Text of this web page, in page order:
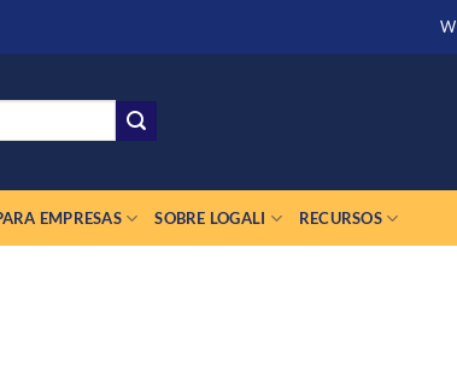
EMPRESAS SOBRE LOGALI RECURSOS